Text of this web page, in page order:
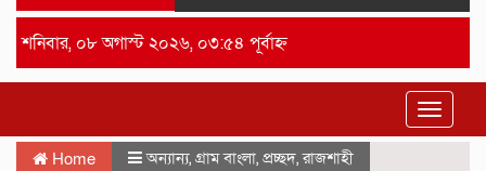
শনিবার, ০৮ অগাস্ট ২০২৬, ০৩:৫৪ পূর্বাহ্ন
Toggle
Home অন্যান্য, গ্রাম বাংলা, প্রচ্ছদ,রাজশাহী